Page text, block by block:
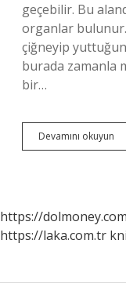
geçebilir. Bu
organlar bulunur.
çiğneyip
burada zamanla
bir…
Devamını okuyun
https://
https://laka.com.tr